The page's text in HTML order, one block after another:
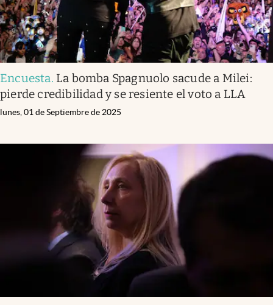
Encuesta. La bomba Spagnuolo sacude a Milei:
pierde credibilidad y se resiente el voto a LLA
lunes, 01 de Septiembre de 2025